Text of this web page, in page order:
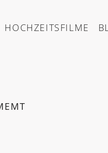
HOCHZEITSFILME